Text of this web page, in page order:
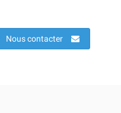
Nous contacter